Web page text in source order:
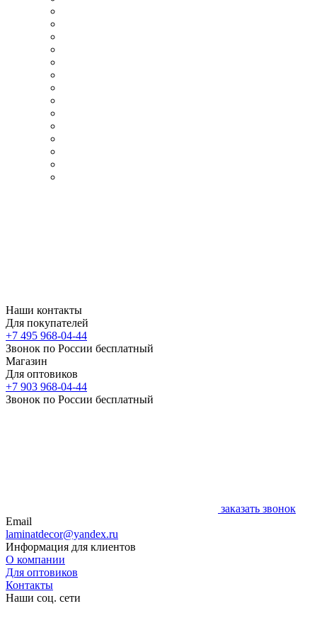
Наши контакты
Для покупателей
+7 495 968-04-44
Звонок по России бесплатный
Магазин
Для оптовиков
+7 903 968-04-44
Звонок по России бесплатный
заказать звонок
Email
laminatdecor@yandex.ru
Информация для клиентов
О компании
Для оптовиков
Контакты
Наши соц. сети